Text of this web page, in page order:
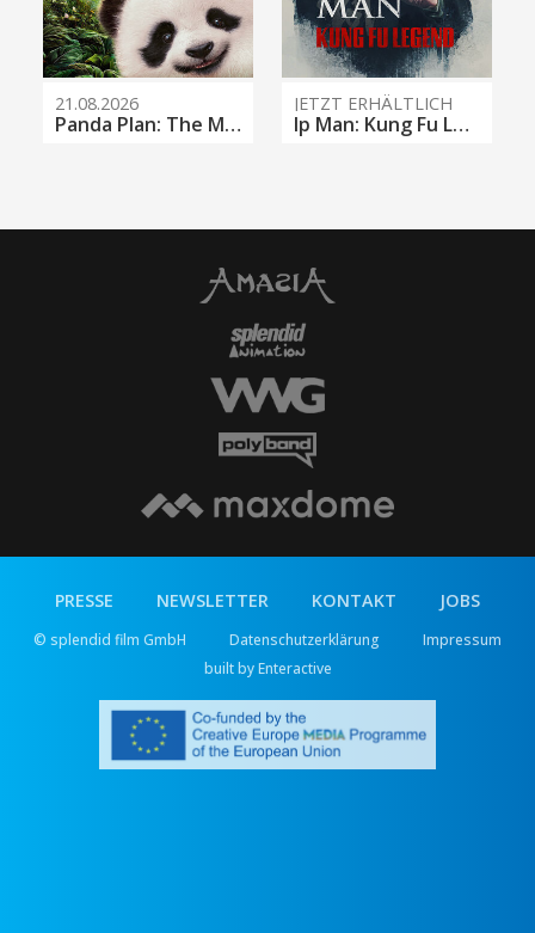
21.08.2026
Panda Plan: The Magical Tribe
JETZT ERHÄLTLICH
Ip Man: Kung Fu Legend
PRESSE NEWSLETTER KONTAKT JOBS
© splendid film GmbH Datenschutzerklärung
Impressum
built by Enteractive